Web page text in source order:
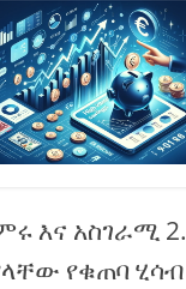
እና አስገራሚ
የቁጠባ